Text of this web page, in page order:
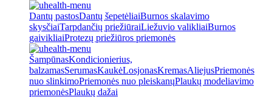
Dantų pastosDantų šepetėliaiBurnos skalavimo
skysčiaiTarpdančių priežiūraiLiežuvio valikliaiBurnos
gaivikliaiProtezų priežiūros priemonės
ŠampūnasKondicionierius,
balzamasSerumasKaukėLosjonasKremasAliejusPriemonės
nuo slinkimoPriemonės nuo pleiskanųPlaukų modeliavimo
priemonėsPlaukų dažai